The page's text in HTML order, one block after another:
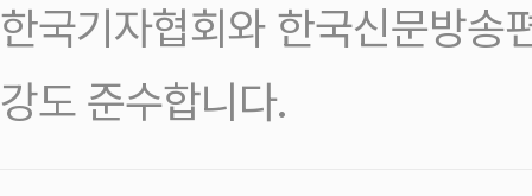
한국기자협회와 한국신문방송
강도 준수합니다.